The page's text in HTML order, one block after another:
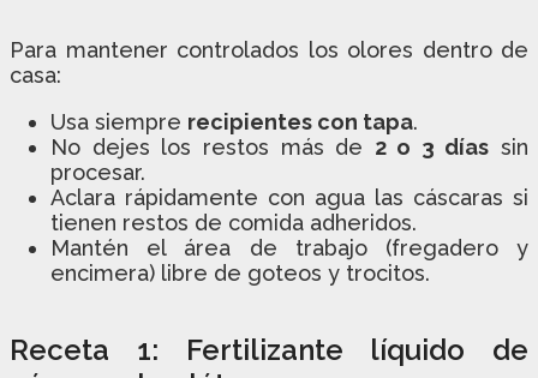
Para mantener controlados los olores dentro de
casa:
Usa siempre recipientes con tapa.
No dejes los restos más de 2 o 3 días sin
procesar.
Aclara rápidamente con agua las cáscaras si
tienen restos de comida adheridos.
Mantén el área de trabajo (fregadero y
encimera) libre de goteos y trocitos.
Receta 1: Fertilizante líquido de